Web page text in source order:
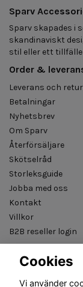
Sparv
Sparv skapades i
skandinaviskt
stil eller ett
Order &
Leverans och
Betalningar
Nyhetsbrev
Om Sparv
Återförsäljare
Skötselråd
Storleksguide
Jobba med oss
Kontakt
Villkor
B2B reseller login
Cookies
Vi använder